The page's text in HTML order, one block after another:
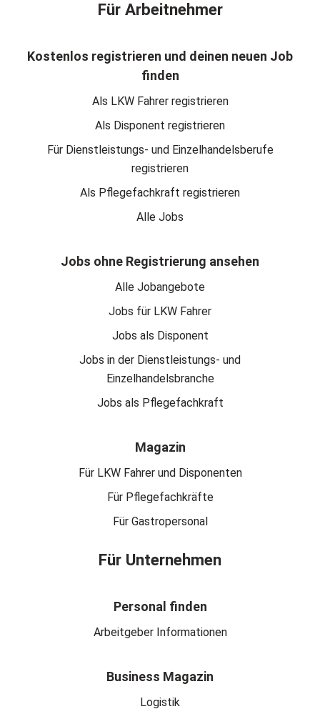
Für Arbeitnehmer
Kostenlos registrieren und deinen neuen Job
finden
Als LKW Fahrer registrieren
Als Disponent registrieren
Für Dienstleistungs- und Einzelhandelsberufe
registrieren
Als Pflegefachkraft registrieren
Alle Jobs
Jobs ohne Registrierung ansehen
Alle Jobangebote
Jobs für LKW Fahrer
Jobs als Disponent
Jobs in der Dienstleistungs- und
Einzelhandelsbranche
Jobs als Pflegefachkraft
Magazin
Für LKW Fahrer und Disponenten
Für Pflegefachkräfte
Für Gastropersonal
Für Unternehmen
Personal finden
Arbeitgeber Informationen
Business Magazin
Logistik